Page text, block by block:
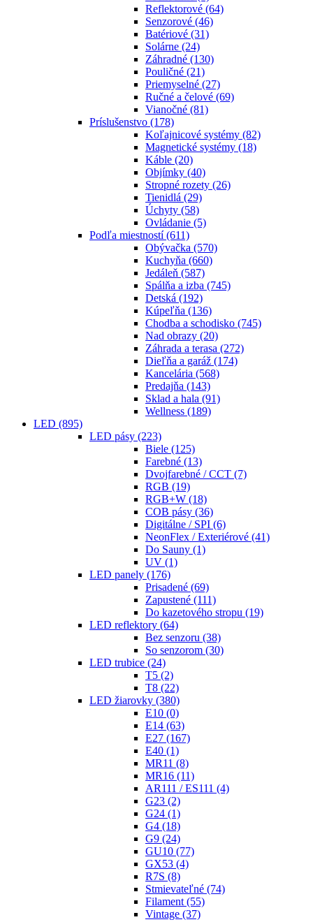
Reflektorové (64)
Senzorové (46)
Batériové (31)
Solárne (24)
Záhradné (130)
Pouličné (21)
Priemyselné (27)
Ručné a čelové (69)
Vianočné (81)
Príslušenstvo (178)
Koľajnicové systémy (82)
Magnetické systémy (18)
Káble (20)
Objímky (40)
Stropné rozety (26)
Tienidlá (29)
Úchyty (58)
Ovládanie (5)
Podľa miestností(611)
Obývačka (570)
Kuchyňa (660)
Jedáleň (587)
Spálňa a izba (745)
Detská (192)
Kúpeľňa (136)
Chodba a schodisko (745)
Nad obrazy (20)
Záhrada a terasa (272)
Dieľňa a garáž (174)
Kancelária (568)
Predajňa (143)
Sklad a hala (91)
Wellness (189)
LED (895)
LED pásy (223)
Biele (125)
Farebné (13)
Dvojfarebné / CCT (7)
RGB (19)
RGB+W (18)
COB pásy (36)
Digitálne / SPI (6)
NeonFlex / Exteriérové (41)
Do Sauny (1)
UV (1)
LED panely (176)
Prisadené (69)
Zapustené (111)
Do kazetového stropu (19)
LED reflektory (64)
Bez senzoru (38)
So senzorom (30)
LED trubice (24)
T5 (2)
T8 (22)
LED žiarovky (380)
E10 (0)
E14 (63)
E27 (167)
E40 (1)
MR11 (8)
MR16 (11)
AR111 / ES111 (4)
G23 (2)
G24 (1)
G4 (18)
G9 (24)
GU10 (77)
GX53 (4)
R7S (8)
Stmievateľné (74)
Filament (55)
Vintage (37)